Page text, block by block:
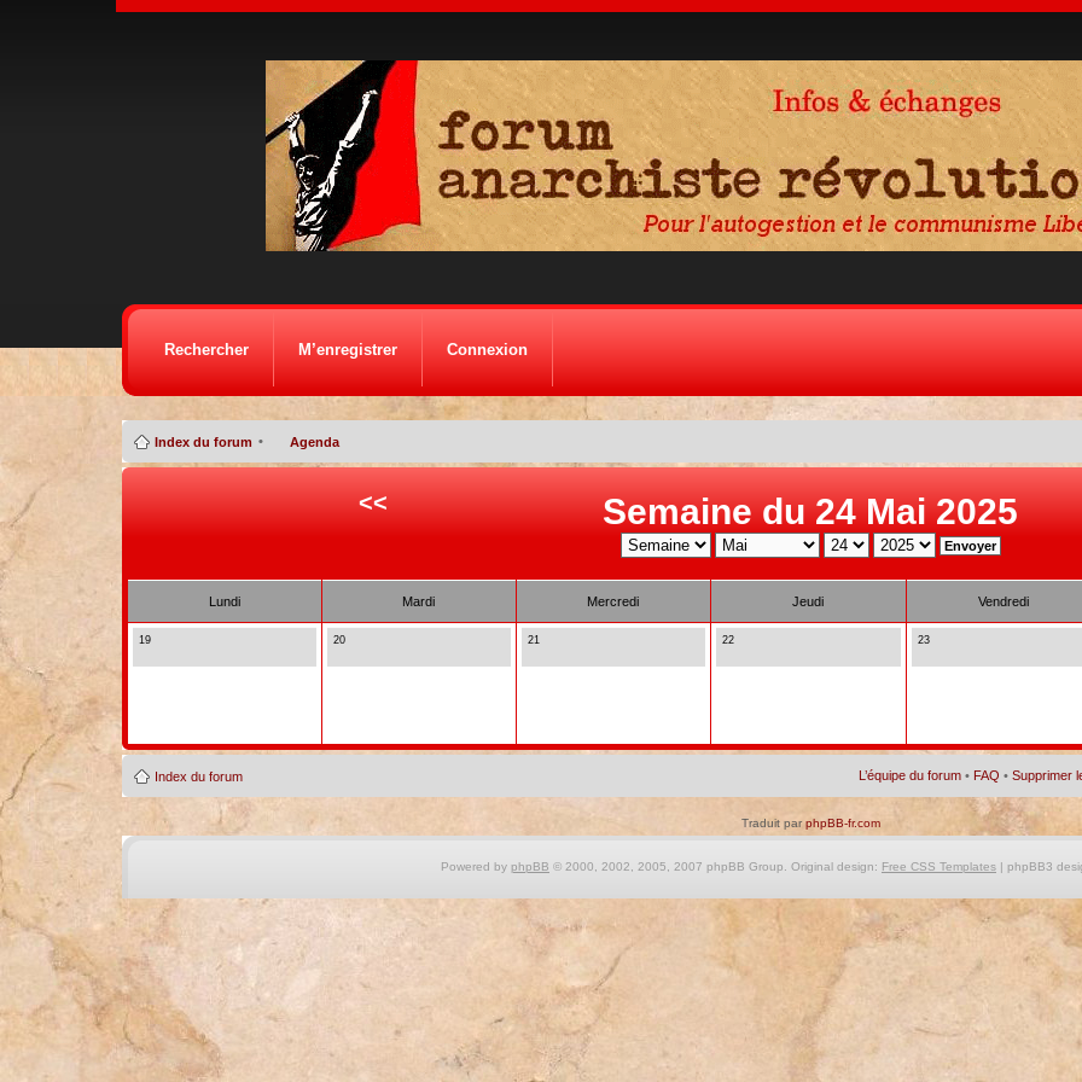
Rechercher M’enregistrer Connexion
Index du forum • Agenda
<< Semaine du 24 Mai 2025
Lundi Mardi Mercredi Jeudi Vendredi
19 20 21 22 23
Index du forum L’équipe du forum • FAQ •Supprimer
Traduit parphpBB-fr.com
Powered by phpBB © 2000, 2002, 2005, 2007 phpBB Group. Original design: Free CSS Templates| phpBB3